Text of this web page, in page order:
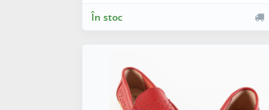
În stoc